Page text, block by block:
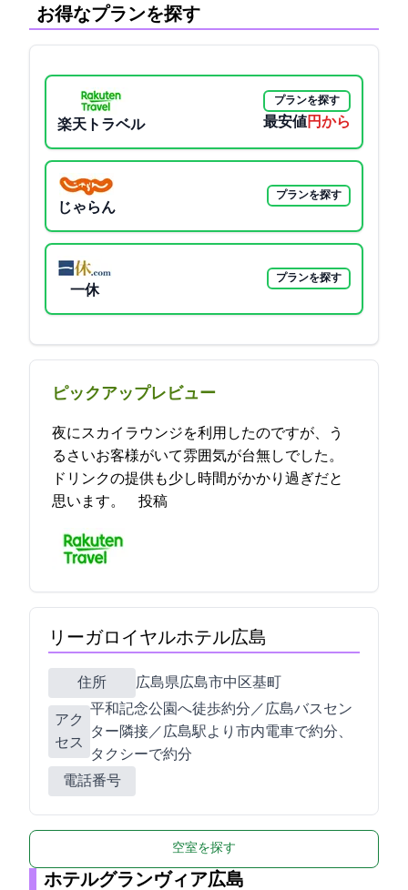
お得なプランを探す
楽天トラベル
プランを探す
最安値2500円から
じゃらん
プランを探す
一休
プランを探す
ピックアップレビュー
夜にスカイラウンジを利用したのですが、う
るさいお客様がいて雰囲気が台無しでした。
ドリンクの提供も少し時間がかかり過ぎだと
思います。 2021-11-13 17:20:56投稿
リーガロイヤルホテル広島
住所 広島県広島市中区基町6-78
アク
セス
平和記念公園へ徒歩約5分／広島バスセン
ター隣接／JR広島駅より市内電車で約15分、
タクシーで約10分
電話番号
空室を探す
ホテルグランヴィア広島